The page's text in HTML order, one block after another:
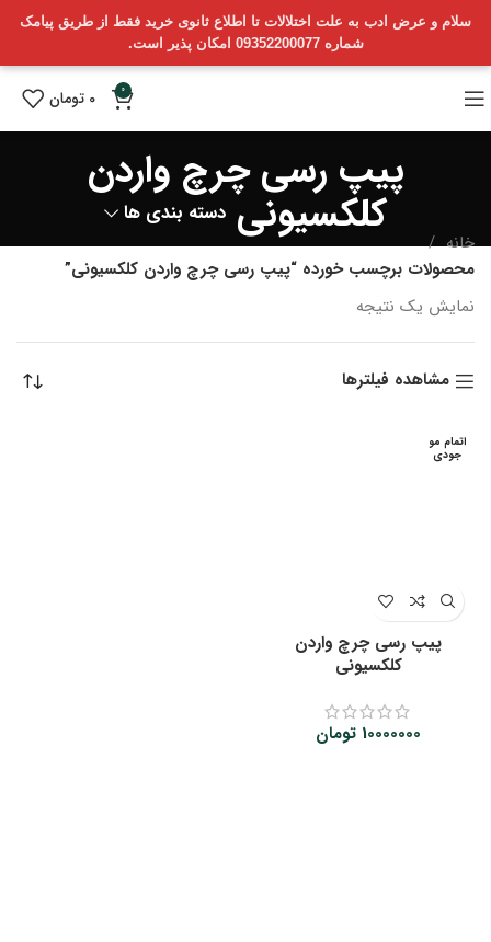
سلام و عرض ادب به علت اختلالات تا اطلاع ثانوی خرید فقط از طریق پیامک
شماره 09352200077 امکان پذیر است.
0
0 تومان
پیپ رسی چرچ واردن
کلکسیونیدسته بندی ها
خانه
محصولات برچسب خورده “پیپ رسی چرچ واردن کلکسیونی”
نمایش یک نتیجه
مشاهده فیلترها
اتمام مو
جودی
پیپ رسی چرچ واردن
کلکسیونی
10000000 تومان